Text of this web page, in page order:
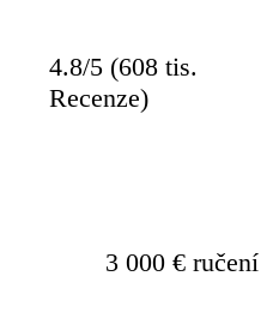
4.8/5 (608 tis.
Recenze)
3 000 € ručení